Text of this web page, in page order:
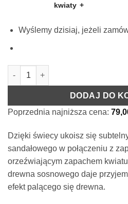
kwiaty +
Wyślemy dzisiaj, jeżeli
ilość Świeca kominkowa czarna -
DODAJ DO
Poprzednia najniższa cena:
Dzięki świecy ukoisz się
sandałowego w połączeniu z
orzeźwiającym zapachem
drewna sosnowego daje
efekt palącego się drewna.